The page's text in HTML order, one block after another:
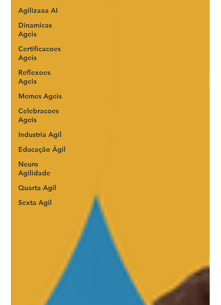
Agilizaaa AI
Dinamicas
Ageis
Certificacoes
Ageis
Reflexoes
Ageis
Memes Ageis
Celebracoes
Ageis
Industria Agil
Educação Ágil
Neuro
Agilidade
Quarta Agil
Sexta Agil